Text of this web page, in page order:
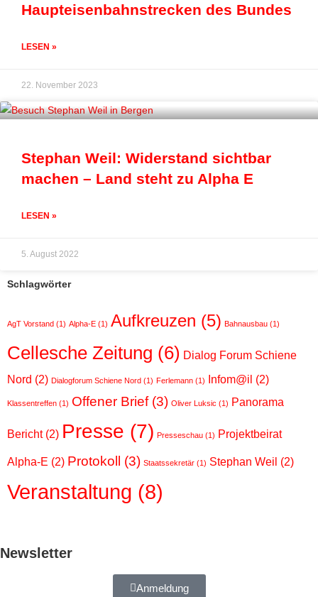
Haupteisenbahnstrecken des Bundes
LESEN »
22. November 2023
Stephan Weil: Widerstand sichtbar
machen – Land steht zu Alpha E
LESEN »
5. August 2022
Schlagwörter
AgT Vorstand (1) Alpha-E (1) Aufkreuzen (5) Bahnausbau (1)
Cellesche Zeitung (6) Dialog Forum Schiene
Nord (2) Dialogforum Schiene Nord (1) Ferlemann (1) Infom@il (2)
Klassentreffen (1) Offener Brief(3) Oliver Luksic (1) Panorama
Bericht(2) Presse (7) Presseschau (1) Projektbeirat
Alpha-E (2) Protokoll (3) Staatssekretär (1) Stephan Weil (2)
Veranstaltung (8)
Newsletter
Anmeldung